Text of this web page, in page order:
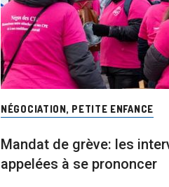
NÉGOCIATION, PETITE ENFANCE
Mandat de grève: les
appelées à se prononcer